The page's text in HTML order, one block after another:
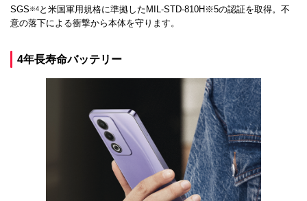
SGS ※4 と米国軍用規格に準拠したMIL-STD-810H※5の認証を取得。不
意の落下による衝撃から本体を守ります。
4年長寿命バッテリー